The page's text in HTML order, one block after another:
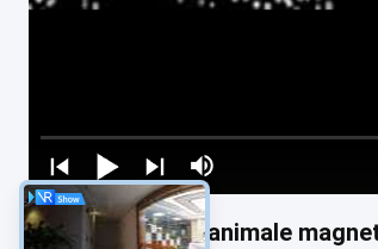
Scuola materna animale